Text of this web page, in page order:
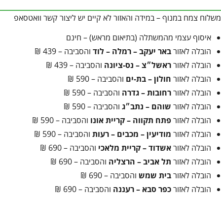
משלוח צמח במנוף – במידה והאזור לא קיים יש ליצור קשר וואטסאפ
איסוף עצמי מהמשתלה (בתיאום מראש) – חינם
הובלה לאזורבאר יעקב – רמלה – לוד והסביבה – 439 ₪
הובלה לאזורראשל״צ – נס-ציונה והסביבה – 439 ₪
הובלה לאזור חולון – בת-ים והסביבה – 590 ₪
הובלה לאזוררחובות – גדרה והסביבה – 590 ₪
הובלה לאזור שוהם – נתב״ג והסביבה – 590 ₪
הובלה לאזורפתח תקווה – קריית אונו והסביבה – 590 ₪
הובלה לאזור מודיעין – מכבים – רעות והסביבה – 590 ₪
הובלה לאזוראשדוד – קריית מלאכי והסביבה – 690 ₪
הובלה לאזור תל אביב – הרצליה והסביבה – 690 ₪
הובלה לאזורבית שמש והסביבה – 690 ₪
הובלה לאזורכפר סבא – רעננה והסביבה – 690 ₪